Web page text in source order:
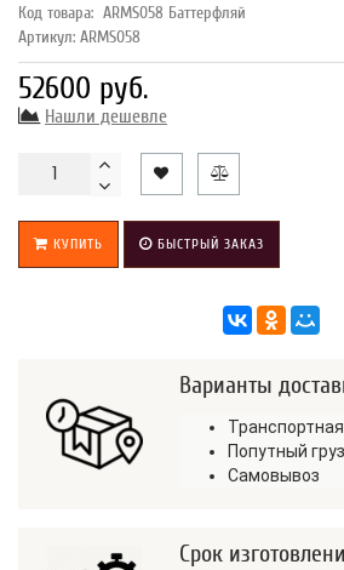
Код товара: ARMS058 Баттерфляй
Артикул: ARMS058
52600 руб.
Нашли дешевле
КУПИТЬ БЫСТРЫЙ ЗАКАЗ
Варианты
Попутный груз
Самовывоз
Срок